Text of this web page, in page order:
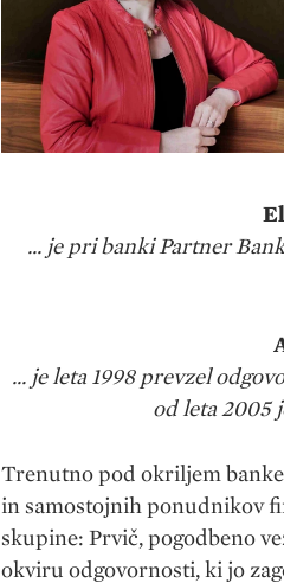
... je pri banki Partner
... je leta 1998 prevzel
od leta 2005
Trenutno pod okriljem
in samostojnih ponudnikov
skupine: Prvič, pogodbeno
okviru odgovornosti, ki jo